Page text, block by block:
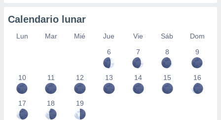
Calendario lunar
Lun Mar Mié Jue Vie Sáb
Dom
6
7 8 9
10 11 12 13 14 15 16
17 18 19